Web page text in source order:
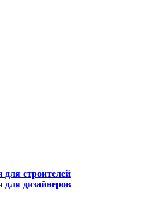
для строителей
для дизайнеров